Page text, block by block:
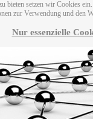
bieten setzen wir Cookies
zur Verwendung und den
Nur essenzielle